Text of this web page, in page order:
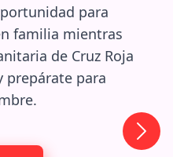
para
familia mientras
de Cruz Roja
prepárate para